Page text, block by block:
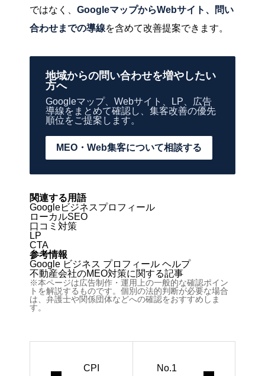
ではなく、 GoogleマップからWebサイト、問い
合わせまでの導線を含めて改善提案できます。
地域からの問い合わせを増やしたい
方へ
Googleマップ、Webサイト、LP、広告
導線をまとめて確認し、集客改善の優先
順位をご提案します。
MEO・Web集客について相談する
関連する用語
Googleビジネスプロフィール
ローカルSEO
口コミ対策
LP
CTA
参考情報
Google ビジネス プロフィール ヘルプ
不動産会社のMEO対策に関する記事
※本ページは広告制作・運用上の一般的な確認ポイン
トを解説するものです。個別の法的判断が必要な場合
は、弁護士や関係団体などへの確認をおすすめしま
す。
CPI
No.1